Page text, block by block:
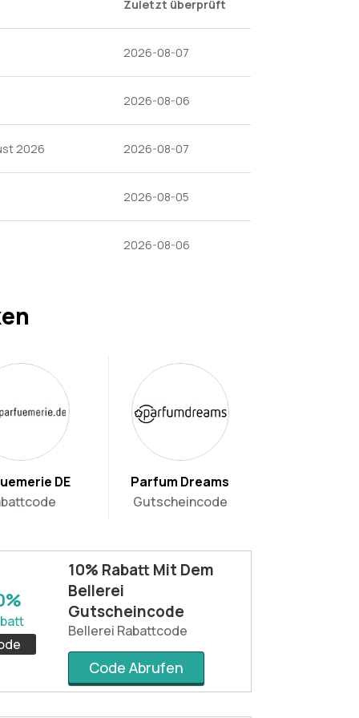
Zuletzt überprüft
2026-08-07
2026-08-06
2026 2026-08-07
2026-08-05
2026-08-06
DE
Parfum Dreams
Gutscheincode
10% Rabatt Mit Dem
Bellerei
Gutscheincode
Bellerei Rabattcode
Code Abrufen